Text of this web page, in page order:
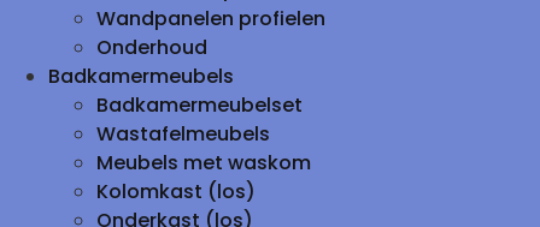
Wandpanelen profielen
Onderhoud
Badkamermeubels
Badkamermeubelset
Wastafelmeubels
Meubels met waskom
Kolomkast (los)
Onderkast (los)